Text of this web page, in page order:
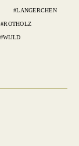
LANGERCHEN
ROTHOLZ
WIJLD